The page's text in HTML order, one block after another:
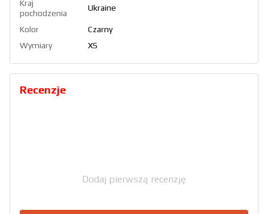
Kraj
pochodzenia
Ukraine
Kolor
Czarny
Wymiary
XS
Recenzje
Dodaj pierwszą recenzję